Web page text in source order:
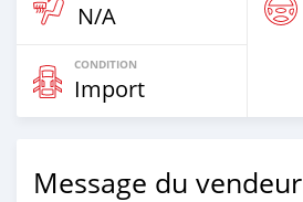
N/A
CONDITION
Import
Message du vendeur